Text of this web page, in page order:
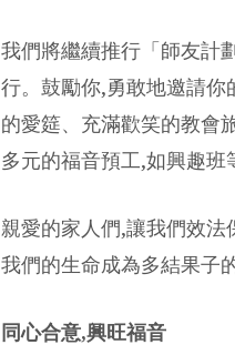
我們將繼續推行「師友計
行。鼓勵你,勇敢地邀請
的愛筵、充滿歡笑的教會
多元的福音預工,如興趣班
親愛的家人們,讓我們效法
我們的生命成為多結果子
同心合意,興旺福音